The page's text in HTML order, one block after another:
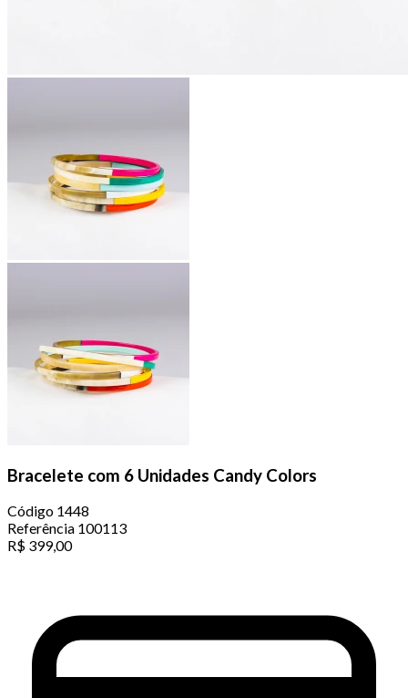
Bracelete com 6 Unidades Candy Colors
Código 1448
Referência 100113
R$ 399,00